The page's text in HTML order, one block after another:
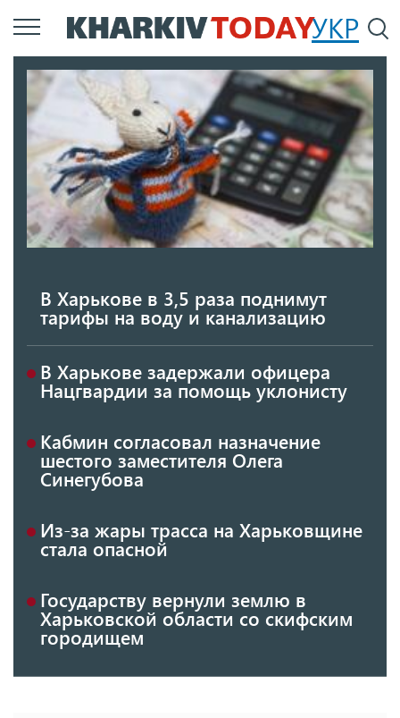
Перейти
к
содержанию
УКР
В Харькове в 3,5 раза поднимут
тарифы на воду и канализацию
В Харькове задержали офицера
Нацгвардии за помощь уклонисту
Кабмин согласовал назначение
шестого заместителя Олега
Синегубова
Из-за жары трасса на Харьковщине
стала опасной
Государству вернули землю в
Харьковской области со скифским
городищем